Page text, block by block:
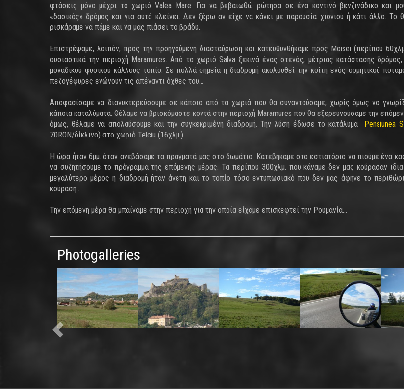
φτάσεις μόνο μέχρι το χωριό Valea Mare. Για να βεβαιωθώ ρώτησα σε ένα κοντινό βενζινάδικο και
«δασικός» δρόμος και για αυτό κλείνει. Δεν ξέρω αν είχε να κάνει με παρουσία χιονιού ή κάτι άλλο. Το
ρισκάραμε να πάμε και να μας πιάσει το βράδυ.
Επιστρέψαμε, λοιπόν, προς την προηγούμενη διασταύρωση και κατευθυνθήκαμε προς Moisei (περίπου
ουσιαστικά την περιοχή Maramures. Από το χωριό Salva ξεκινά ένας στενός, μέτριας κατάστασης
μοναδικού φυσικού κάλλους τοπίο. Σε πολλά σημεία η διαδρομή ακολουθεί την κοίτη ενός ορμητικού
πεζογέφυρες ενώνουν τις απέναντι όχθες του…
Αποφασίσαμε να διανυκτερεύσουμε σε κάποιο από τα χωριά που θα συναντούσαμε, χωρίς όμως να
κάποια καταλύματα. Θέλαμε να βρισκόμαστε κοντά στην περιοχή Maramures που θα εξερευνούσαμε την
όμως, θέλαμε να απολαύσουμε και την συγκεκριμένη διαδρομή. Την λύση έδωσε το κατάλυμα Pensiunea
70RON/δίκλινο) στο χωριό Telciu (16χλμ.).
Η ώρα ήταν 6μμ. όταν ανεβάσαμε τα πράγματά μας στο δωμάτιο. Κατεβήκαμε στο εστιατόριο να πιούμε ένα
να συζητήσουμε το πρόγραμμα της επόμενης μέρας. Τα περίπου 300χλμ. που κάναμε δεν μας κούρασαν
μεγαλύτερο μέρος η διαδρομή ήταν άνετη και το τοπίο τόσο εντυπωσιακό που δεν μας άφηνε το
κούραση…
Την επόμενη μέρα θα μπαίναμε στην περιοχή για την οποία είχαμε επισκεφτεί την Ρουμανία…
Photogalleries